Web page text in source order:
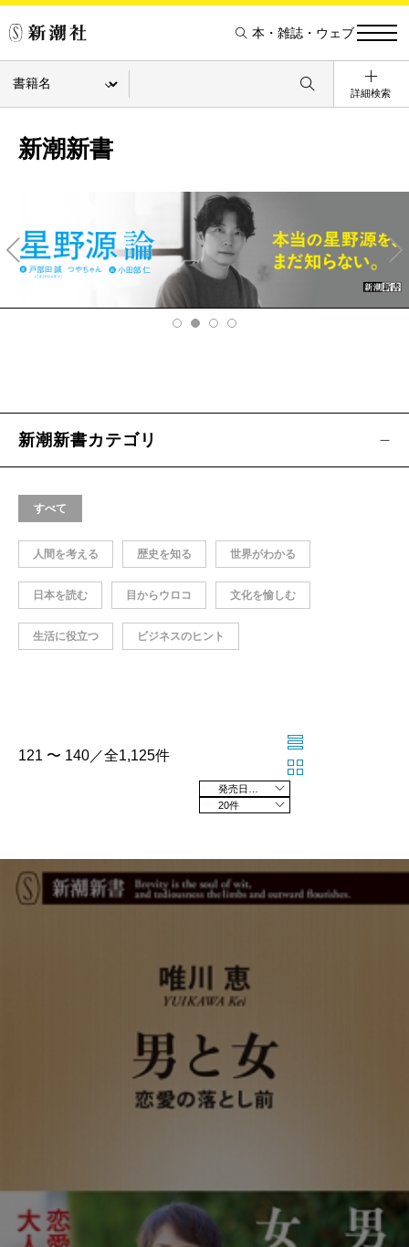
本・雑誌・ウェブ
詳細検索
新潮新書
v
Ne
xt
新潮新書カテゴリ
すべて
人間を考える 歴史を知る 世界がわかる
日本を読む 目からウロコ 文化を愉しむ
生活に役立つ ビジネスのヒント
121 〜 140／全1,125件
20件